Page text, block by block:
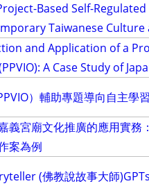
Based Self-
Taiwanese Culture
and Application of a
A Case Study of
）輔助專題導向自主學
義宮廟文化推廣的應用實
案為例
(佛教說故事大師